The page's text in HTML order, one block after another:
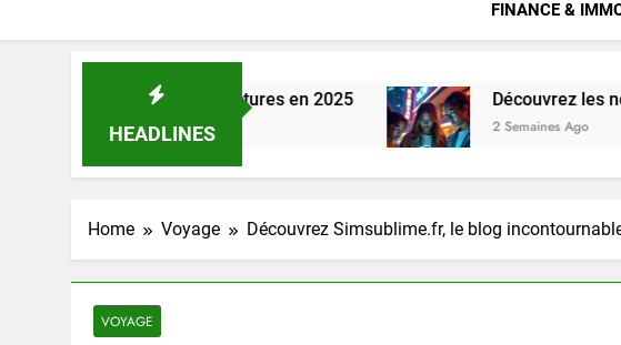
FINANCE &
HEADLINES
vos factures en 2025 Découvrez les nouvelles séries
2 Semaines Ago
Home Voyage Découvrez Simsublime.fr, le blog
VOYAGE